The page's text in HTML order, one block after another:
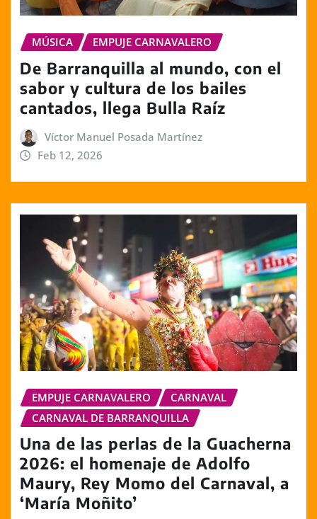
MÚSICA EMPUJE CARNAVALERO
De Barranquilla al mundo, con el
sabor y cultura de los bailes
cantados, llega Bulla Raíz
Víctor Manuel Posada Martínez
Feb 12, 2026
EMPUJE CARNAVALERO
CARNAVAL
CARNAVAL DE BARRANQUILLA
Una de las perlas de la Guacherna
2026: el homenaje de Adolfo
Maury, Rey Momo del Carnaval, a
‘María Moñito’